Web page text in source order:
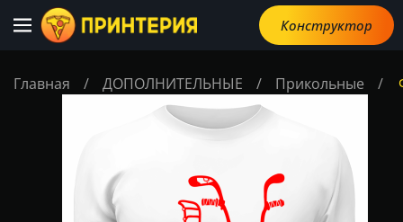
Конструктор
Главная / ДОПОЛНИТЕЛЬНЫЕ / Прикольные /